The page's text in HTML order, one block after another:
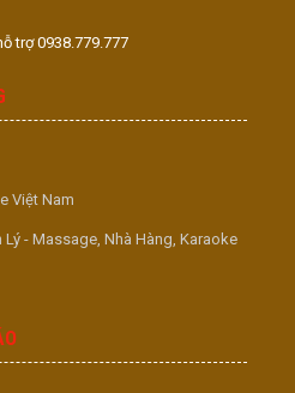
trợ 0938.779.777
Việt Nam
Lý - Massage, Nhà Hàng, Karaoke